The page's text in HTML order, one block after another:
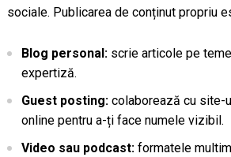
sociale. Publicarea de conținut propriu
Blog personal:scrie articole pe
expertiză.
Guest posting:colaborează cu site-
online pentru a-ți face numele vizibil.
Video sau podcast:formatele